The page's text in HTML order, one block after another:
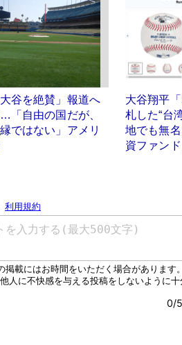
大谷を絶賛」報道へ
「自由の国だが、
ではない」アメリ
大谷翔平
札した“台
地でも無
資ファン